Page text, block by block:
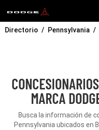
Directorio Pennsylvania
MARCA
Busca la información de
Pennsylvania ubicados en